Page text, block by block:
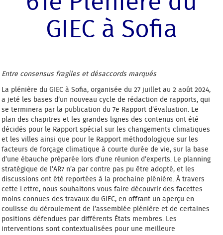
GIEC à Sofia
Entre consensus fragiles et désaccords marqués
La plénière du GIEC à Sofia, organisée du 27 juillet au 2 août 2024,
a jeté les bases d’un nouveau cycle de rédaction de rapports, qui
se terminera par la publication du 7e Rapport d’évaluation. Le
plan des chapitres et les grandes lignes des contenus ont été
décidés pour le Rapport spécial sur les changements climatiques
et les villes ainsi que pour le Rapport méthodologique sur les
facteurs de forçage climatique à courte durée de vie, sur la base
d’une ébauche préparée lors d’une réunion d’experts. Le planning
stratégique de l’AR7 n’a par contre pas pu être adopté, et les
discussions ont été reportées à la prochaine plénière. À travers
cette Lettre, nous souhaitons vous faire découvrir des facettes
moins connues des travaux du GIEC, en offrant un aperçu en
coulisse du déroulement de l’assemblée plénière et de certaines
positions défendues par différents États membres. Les
interventions sont contextualisées pour une meilleure